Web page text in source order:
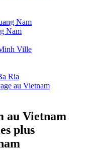
Nam
Nam
Ville
Ria
au Vietnam
au Vietnam
plus